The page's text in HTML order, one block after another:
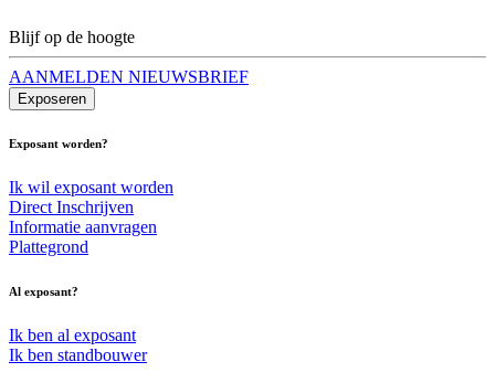
Blijf op de hoogte
AANMELDEN NIEUWSBRIEF
Exposeren
Exposant worden?
Ik wil exposant worden
Direct Inschrijven
Informatie aanvragen
Plattegrond
Al exposant?
Ik ben al exposant
Ik ben standbouwer